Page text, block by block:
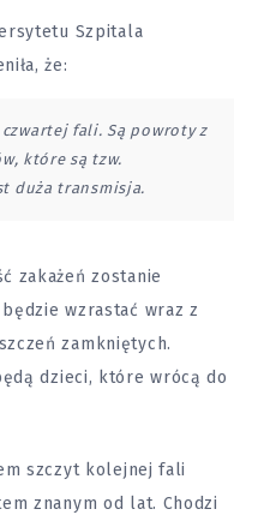
Szpitala
że:
fali. Są powroty z
które są tzw.
duża transmisja.
zakażeń zostanie
wzrastać wraz z
zamkniętych.
dzieci, które wrócą do
szczyt kolejnej fali
znanym od lat. Chodzi